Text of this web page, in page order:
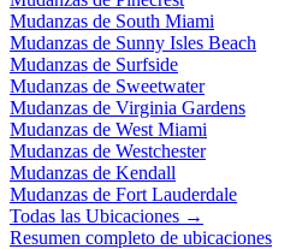
Mudanzas de South Miami
Mudanzas de Sunny Isles Beach
Mudanzas de Surfside
Mudanzas de Sweetwater
Mudanzas de Virginia Gardens
Mudanzas de West Miami
Mudanzas de Westchester
Mudanzas de Kendall
Mudanzas de Fort Lauderdale
Todas las Ubicaciones →
Resumen completo de ubicaciones